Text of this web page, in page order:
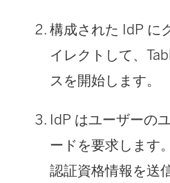
構成された IdP に
イレクトして、
スを開始します。
IdP はユーザーの
ードを要求します
認証資格情報を送